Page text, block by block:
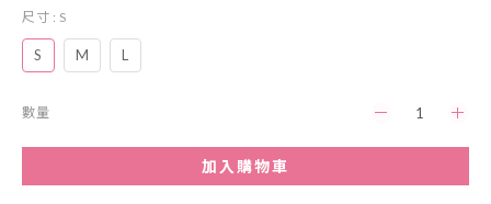
尺寸 : S
S M L
數量
加入購物車